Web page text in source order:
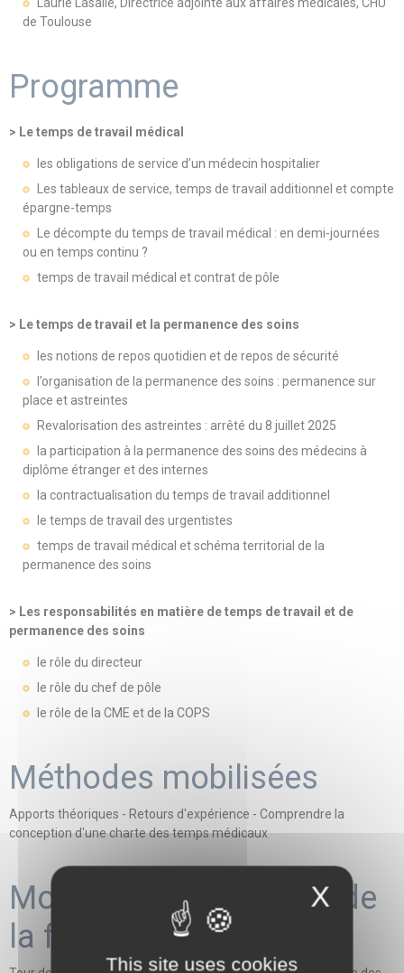
de Toulouse
Programme
> Le temps de travail médical
les obligations de service d’un médecin hospitalier
Les tableaux de service, temps de travail additionnel et compte
épargne-temps
Le décompte du temps de travail médical : en demi-journées
ou en temps continu ?
temps de travail médical et contrat de pôle
> Le temps de travail et la permanence des soins
les notions de repos quotidien et de repos de sécurité
l’organisation de la permanence des soins : permanence sur
place et astreintes
Revalorisation des astreintes : arrêté du 8 juillet 2025
la participation à la permanence des soins des médecins à
diplôme étranger et des internes
la contractualisation du temps de travail additionnel
le temps de travail des urgentistes
temps de travail médical et schéma territorial de la
permanence des soins
> Les responsabilités en matière de temps de travail et de
permanence des soins
le rôle du directeur
le rôle du chef de pôle
le rôle de la CME et de la COPS
Méthodes mobilisées
Apports théoriques - Retours d'expérience - Comprendre la
conception d'une charte des temps médicaux
Modalités d'évaluation de
la formation
X
This site uses cookies